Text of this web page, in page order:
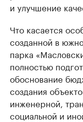
и улучшение
Что касается
созданной в
парка
полностью
обоснование
создания
инженерной,
социальной и